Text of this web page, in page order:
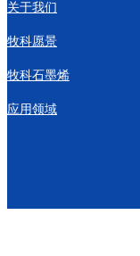
关于我们
牧科愿景
牧科石墨烯
应用领域